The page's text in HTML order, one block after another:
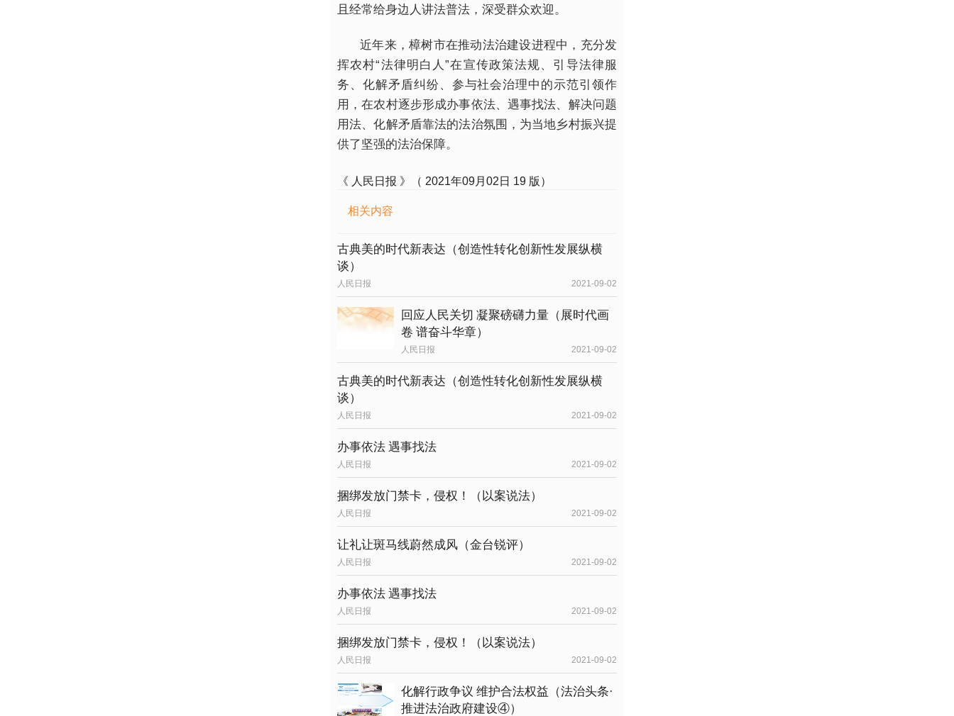
且经常给身边人讲法普法，深受群众欢迎。
近年来，樟树市在推动法治建设进程中，充分发
挥农村“法律明白人”在宣传政策法规、引导法律服
务、化解矛盾纠纷、参与社会治理中的示范引领作
用，在农村逐步形成办事依法、遇事找法、解决问题
用法、化解矛盾靠法的法治氛围，为当地乡村振兴提
供了坚强的法治保障。
《 人民日报 》（ 2021年09月02日 19 版）
相关内容
古典美的时代新表达（创造性转化创新性发展纵横
谈）
人民日报 2021-09-02
回应人民关切 凝聚磅礴力量（展时代画
卷 谱奋斗华章）
人民日报 2021-09-02
古典美的时代新表达（创造性转化创新性发展纵横
谈）
人民日报 2021-09-02
办事依法 遇事找法
人民日报 2021-09-02
捆绑发放门禁卡，侵权！（以案说法）
人民日报 2021-09-02
让礼让斑马线蔚然成风（金台锐评）
人民日报 2021-09-02
办事依法 遇事找法
人民日报 2021-09-02
捆绑发放门禁卡，侵权！（以案说法）
人民日报 2021-09-02
化解行政争议 维护合法权益（法治头条·
推进法治政府建设④）